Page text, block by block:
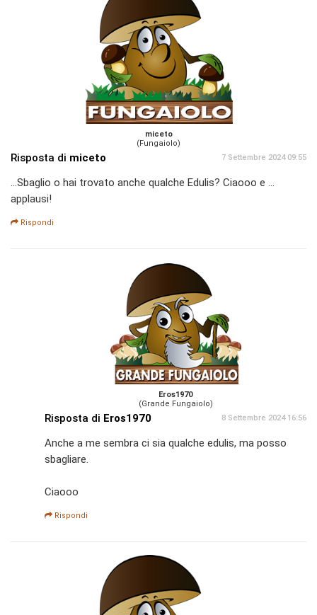
miceto
(Fungaiolo)
Risposta di miceto 7 Settembre 2024 09:55
...Sbaglio o hai trovato anche qualche Edulis? Ciaooo e ...
applausi!
Rispondi
Eros1970
(Grande Fungaiolo)
Risposta di Eros1970 8 Settembre 2024 16:56
Anche a me sembra ci sia qualche edulis, ma posso
sbagliare.
Ciaooo
Rispondi